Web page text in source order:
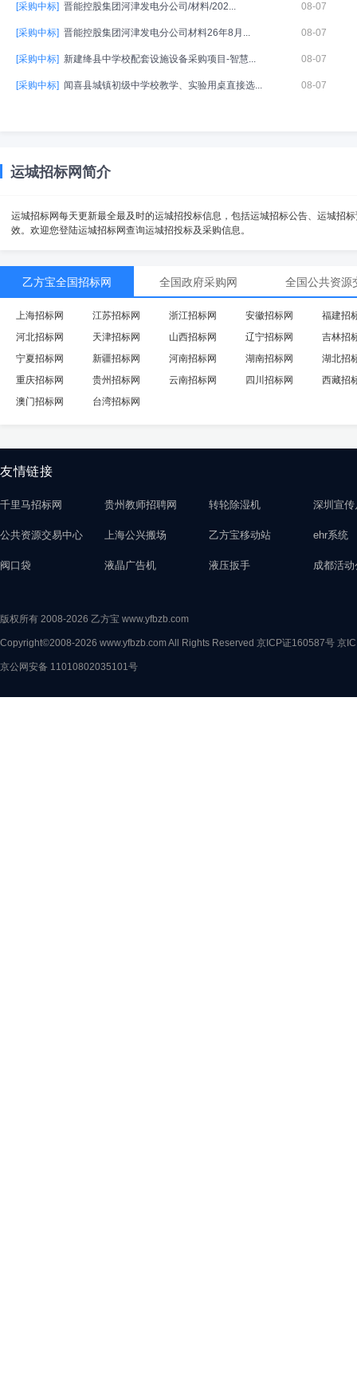
[采购中标] 晋能控股集团河津发电分公司/材料/202... 08-07
[采购中标] 晋能控股集团河津发电分公司材料26年8月... 08-07
[采购中标] 新建绛县中学校配套设施设备采购项目-智慧... 08-07
[采购中标] 闻喜县城镇初级中学校教学、实验用桌直接选... 08-07
运城招标网简介
运城招标网每天更新最全最及时的运城招投标信息，包括运城招标公告、运城招
效。欢迎您登陆运城招标网查询运城招投标及采购信息。
乙方宝全国招标网 全国政府采购网 全国公共资源
上海招标网 江苏招标网 浙江招标网 安徽招标网
福建招
河北招标网
天津招标网 山西招标网 辽宁招标网
吉林招
宁夏招标网
新疆招标网 河南招标网 湖南招标网
湖北招
重庆招标网
贵州招标网 云南招标网 四川招标网
西藏招
澳门招标网
台湾招标网
友情链接
千里马招标网 贵州教师招聘网 转轮除湿机 深圳宣传
公共资源交易中心 上海公兴搬场 乙方宝移动站 ehr系统
阀口袋 液晶广告机 液压扳手 成都活动
版权所有 2008-2026 乙方宝 www.yfbzb.com
Copyright©2008-2026 www.yfbzb.com All Rights Reserved 京ICP证160587号 京
京公网安备 11010802035101号